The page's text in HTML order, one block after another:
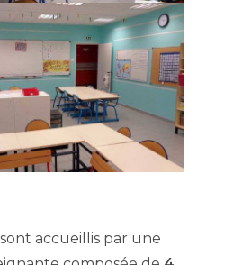
accueillis par une